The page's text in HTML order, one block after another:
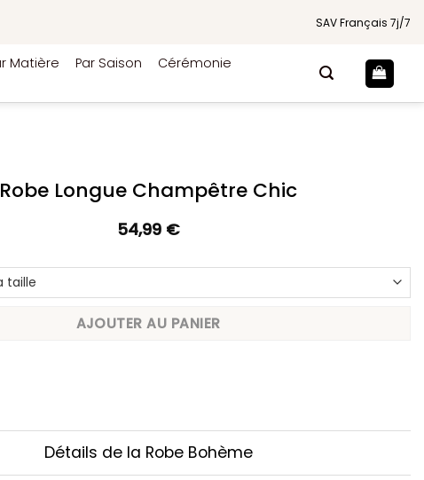
SAV Français 7j/7
Matière Par Saison Cérémonie
Robe Longue Champêtre Chic
54,99 €
AJOUTER AU PANIER
Détails de la Robe Bohème